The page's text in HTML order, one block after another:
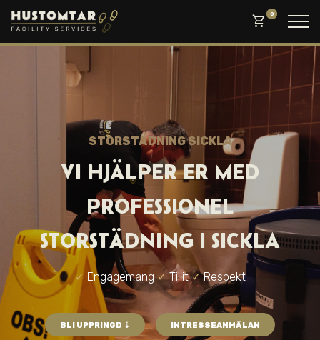
shopping_cart 0
STORSTÄDNING SICKLA
VI HJÄLPER ER MED
PROFESSIONEL
STORSTÄDNING I SICKLA
✓ Engagemang✓Tillit✓Respekt
BLI UPPRINGD ⇣ INTRESSEANMÄLAN